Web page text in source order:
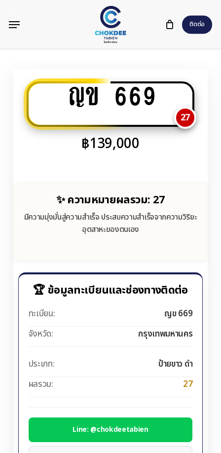
content
ติดต่อ
Menu
ญข 669
27
฿139,000
✨ ความหมายผลรวม: 27
มีความมุ่งมั่นสู่ความสำเร็จ ประสบความสำเร็จจากความวิริยะ
อุตสาหะของตนเอง
🏆 ข้อมูลทะเบียนและช่องทางติดต่อ
ทะเบียน:
ญข 669
จังหวัด:
กรุงเทพมหานคร
ประเภท:
ป้ายขาว ดำ
ผลรวม:
27
Line: @chokdeetabien